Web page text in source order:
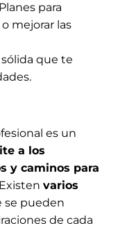
Planes para
mejorar las
que te
es un
a los
y caminos para
varios
se pueden
de cada